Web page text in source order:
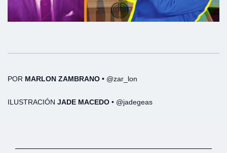
POR MARLON ZAMBRANO • @zar_lon
ILUSTRACIÓN JADE MACEDO • @jadegeas